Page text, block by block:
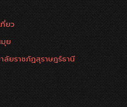
ยว
มุย
ลัยราชภัฏสุราษฎร์ธานี